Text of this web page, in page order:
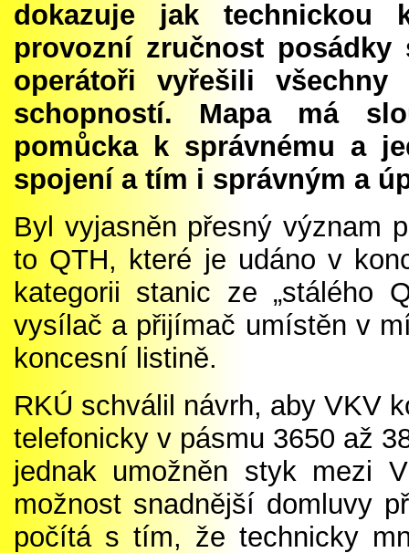
dokazuje jak technickou
provozní zručnost
operátoři vyřešili
schopností. Mapa má
pomůcka k správnému a
spojení a tím i správným a
Byl vyjasněn přesný význam
to QTH, které je udáno v
kategorii stanic ze „stálého
vysílač a přijímač umístěn v
koncesní listině.
RKÚ schválil návrh, aby VKV
telefonicky v pásmu 3650 až
jednak umožněn styk mezi
možnost snadnější domluvy
počítá s tím, že technicky